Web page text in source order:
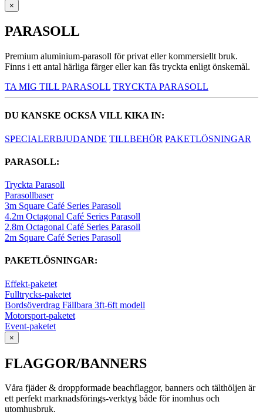
×
PARASOLL
Premium aluminium-parasoll för privat eller kommersiellt bruk.
Finns i ett antal härliga färger eller kan fås tryckta enligt önskemål.
TA MIG TILL PARASOLL TRYCKTA PARASOLL
DU KANSKE OCKSÅ VILL KIKA IN:
SPECIALERBJUDANDE TILLBEHÖR PAKETLÖSNINGAR
PARASOLL:
Tryckta Parasoll
Parasollbaser
3m Square Café Series Parasoll
4.2m Octagonal Café Series Parasoll
2.8m Octagonal Café Series Parasoll
2m Square Café Series Parasoll
PAKETLÖSNINGAR:
Effekt-paketet
Fulltrycks-paketet
Bordsöverdrag Fällbara 3ft-6ft modell
Motorsport-paketet
Event-paketet
×
FLAGGOR/BANNERS
Våra fjäder & droppformade beachflaggor, banners och tälthöljen är
ett perfekt marknadsförings-verktyg både för inomhus och
utomhusbruk.